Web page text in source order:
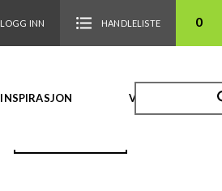
LOGG INN HANDLELISTE 0
INSPIRASJON VIDEO